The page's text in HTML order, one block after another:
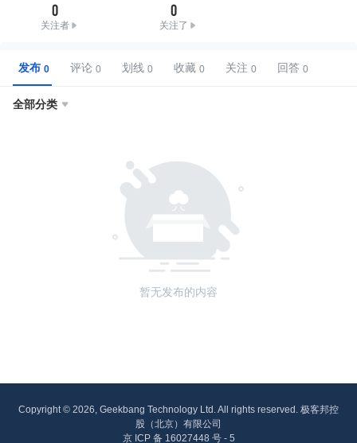
0
关注者
0
关注了
发布 评论 划线 收藏 关注 回答
全部分类 
暂无发布的内容
Copyright © 2026, Geekbang Technology Ltd. All rights reserved. 极客邦控
股（北京）有限公司
京 ICP 备 16027448 号 - 5